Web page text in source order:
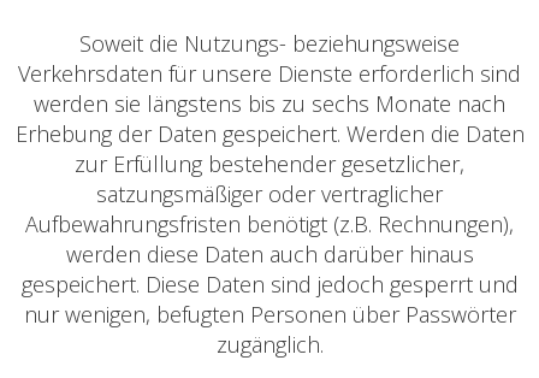
Soweit die Nutzungs- beziehungsweise
Verkehrsdaten für unsere Dienste erforderlich sind
werden sie längstens bis zu sechs Monate nach
Erhebung der Daten gespeichert. Werden die Daten
zur Erfüllung bestehender gesetzlicher,
satzungsmäßiger oder vertraglicher
Aufbewahrungsfristen benötigt (z.B. Rechnungen),
werden diese Daten auch darüber hinaus
gespeichert. Diese Daten sind jedoch gesperrt und
nur wenigen, befugten Personen über Passwörter
zugänglich.